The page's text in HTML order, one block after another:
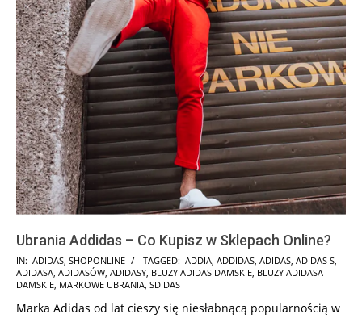
Ubrania Addidas – Co Kupisz w Sklepach Online?
2026-
02-
IN: ADIDAS SHOPONLINE TAGGED: ADDIA ADDIDAS ADIDAS ADIDAS S
ADIDASA ADIDASÓW ADIDASY BLUZY ADIDAS DAMSKIE BLUZY ADIDASA
DAMSKIE MARKOWE UBRANIA SDIDAS
Marka Adidas od lat cieszy się niesłabnącą popularnością w